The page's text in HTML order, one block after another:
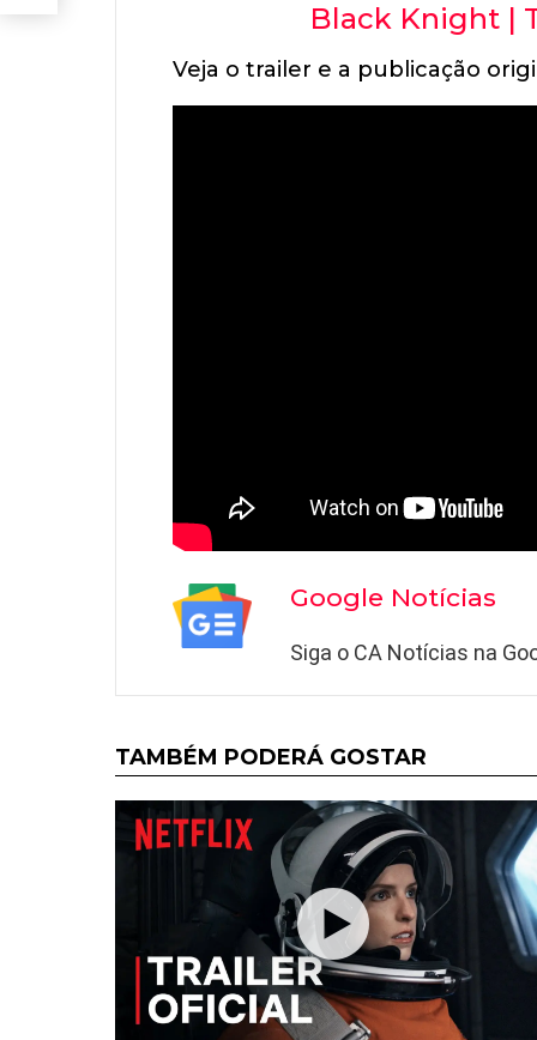
Black Knight |
Veja o trailer e a publicação
Google Notícias
Siga o CA Notícias na
TAMBÉM PODERÁ GOSTAR